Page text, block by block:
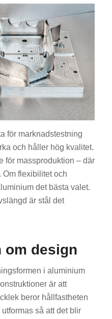
för marknadstestning
och håller hög kvalitet.
för massproduktion – där
flexibilitet och
det bästa valet.
är stål det
om design
i aluminium
är att
beror hållfastheten
så att det blir